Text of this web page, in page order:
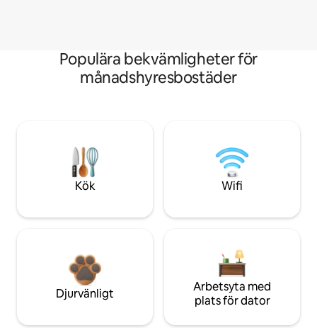
Populära bekvämligheter för
månadshyresbostäder
Kök Wifi
Djurvänligt
Arbetsyta med
plats för dator